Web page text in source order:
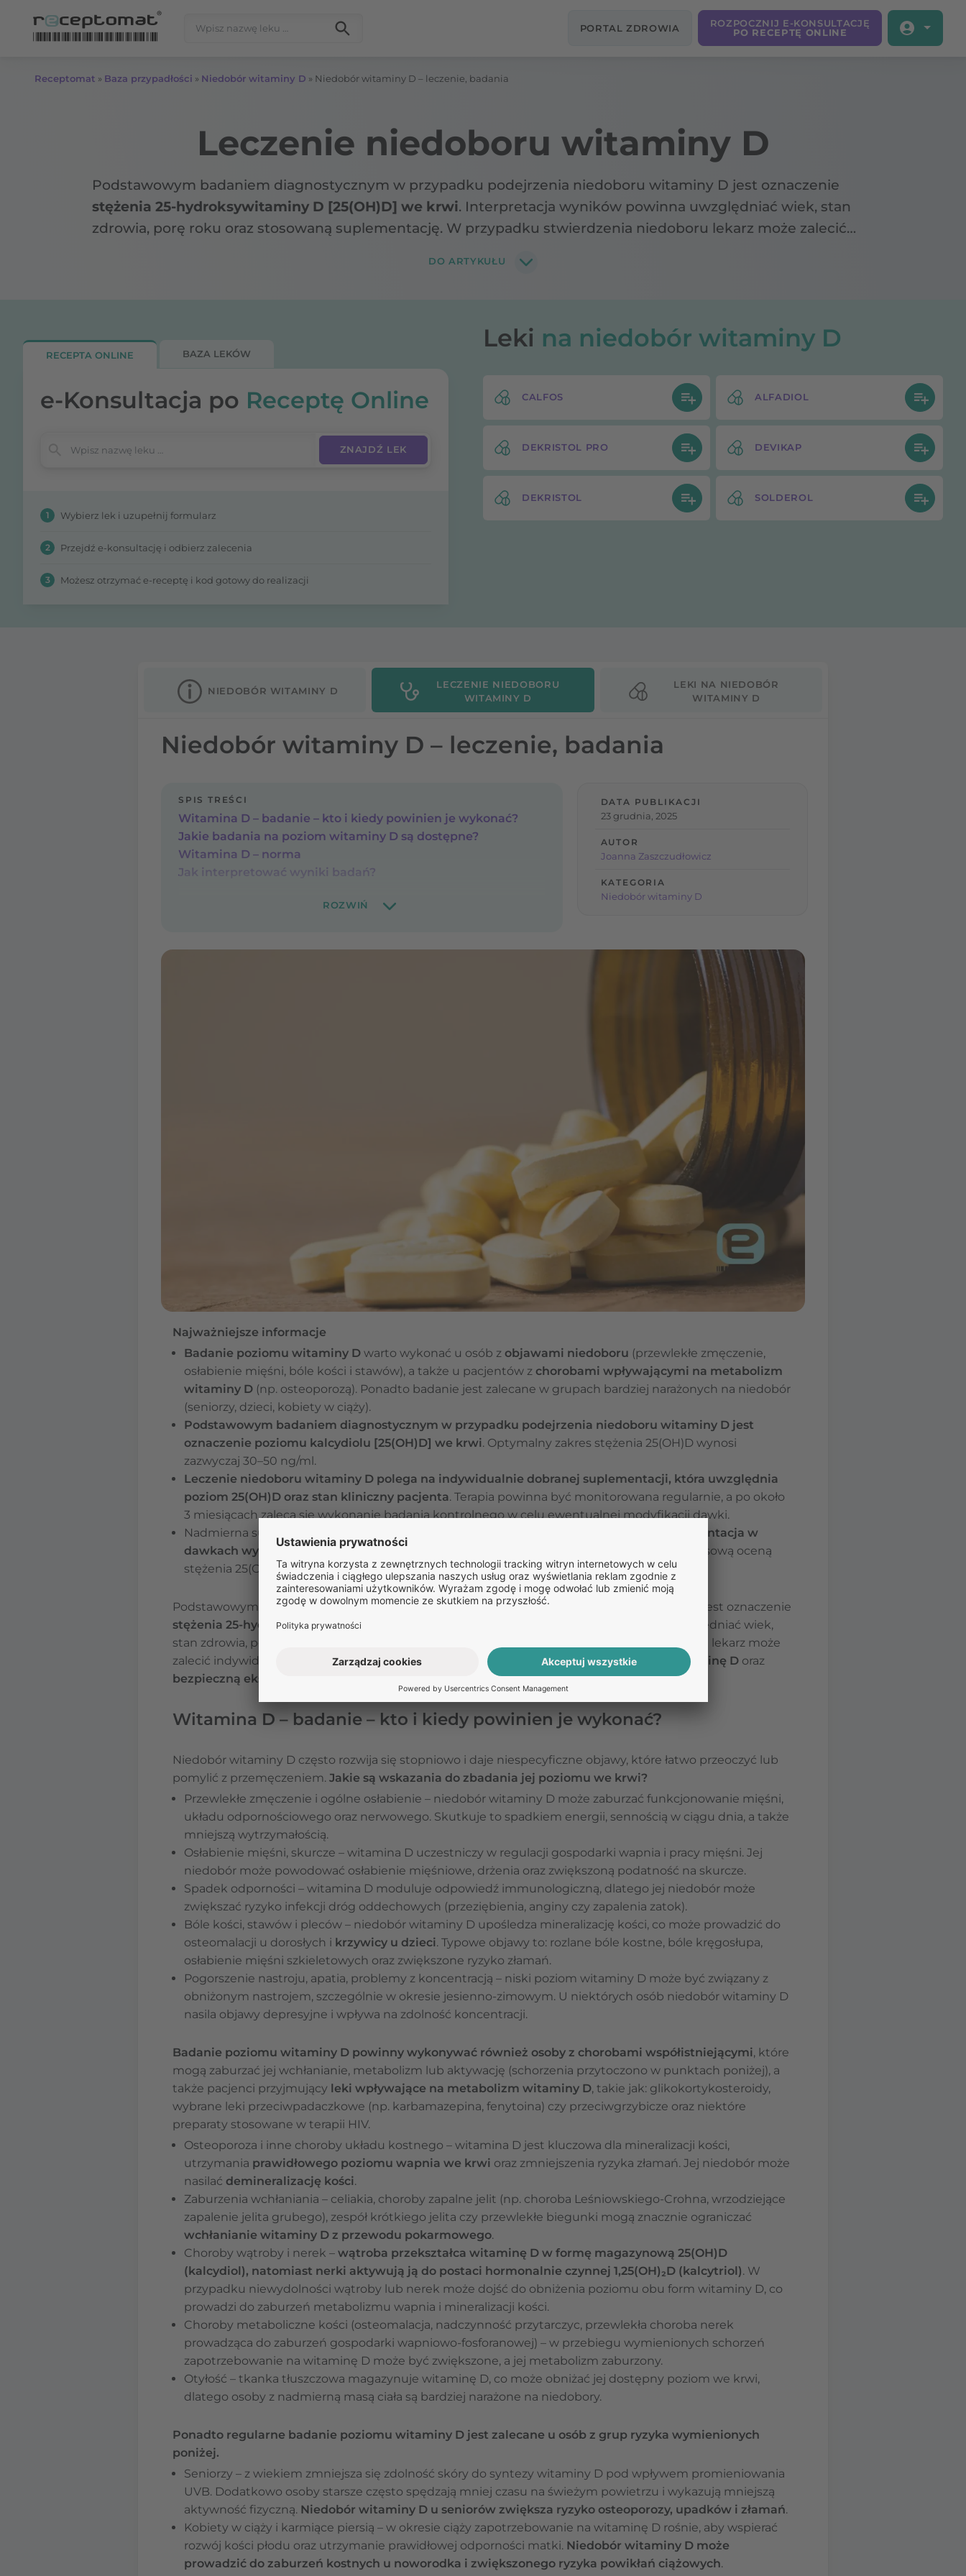
PORTAL ZDROWIA
ROZPOCZNIJ E-KONSULTACJĘ
PO RECEPTĘ ONLINE
Receptomat » Baza przypadłości » Niedobór witaminy D » Niedobór witaminy D – leczenie, badania
Leczenie niedoboru witaminy D
Podstawowym badaniem diagnostycznym w przypadku podejrzenia niedoboru witaminy D jest oznaczenie
stężenia 25‑hydroksywitaminy D [25(OH)D] we krwi. Interpretacja wyników powinna uwzględniać wiek, stan
zdrowia, porę roku oraz stosowaną suplementację. W przypadku stwierdzenia niedoboru lekarz może zalecić
DO ARTYKUŁU
RECEPTA ONLINE BAZA LEKÓW
e-Konsultacja po Receptę Online
1 Wybierz lek i uzupełnij formularz
2 Przejdź e-konsultację i odbierz zalecenia
3 Możesz otrzymać e-receptę i kod gotowy do realizacji
Leki na niedobór witaminy D
CALFOS ALFADIOL
DEKRISTOL PRO DEVIKAP
DEKRISTOL SOLDEROL
NIEDOBÓR WITAMINY D
LECZENIE NIEDOBORU
WITAMINY D
LEKI NA NIEDOBÓR
WITAMINY D
Niedobór witaminy D – leczenie, badania
SPIS TREŚCI
Witamina D – badanie – kto i kiedy powinien je wykonać?
Jakie badania na poziom witaminy D są dostępne?
Witamina D – norma
Jak interpretować wyniki badań?
DATA PUBLIKACJI
23 grudnia, 2025
AUTOR
Joanna Zaszczudłowicz
KATEGORIA
Niedobór witaminy D
Najważniejsze informacje
Badanie poziomu witaminy D warto wykonać u osób z objawami niedoboru (przewlekłe zmęczenie,
osłabienie mięśni, bóle kości i stawów), a także u pacjentów z chorobami wpływającymi na metabolizm
witaminy D (np. osteoporozą). Ponadto badanie jest zalecane w grupach bardziej narażonych na niedobór
(seniorzy, dzieci, kobiety w ciąży).
Podstawowym badaniem diagnostycznym w przypadku podejrzenia niedoboru witaminy D jest
oznaczenie poziomu kalcydiolu [25(OH)D] we krwi. Optymalny zakres stężenia 25(OH)D wynosi
zazwyczaj 30–50 ng/ml.
Leczenie niedoboru witaminy D polega na indywidualnie dobranej suplementacji, która uwzględnia
poziom 25(OH)D oraz stan kliniczny pacjenta. Terapia powinna być monitorowana regularnie, a po około
3 miesiącach zaleca się wykonanie badania kontrolnego w celu ewentualnej modyfikacji dawki.
Nadmierna suplementacja witaminy D może prowadzić do hiperkalcemii, dlatego
suplementacja w
dawkach wyższych niż profilaktyczne powinna odbywać się pod kontrolą lekarza
z okresową oceną
stężenia 25(OH)D i parametrów gospodarki wapniowo-fosforanowej.
Podstawowym badaniem diagnostycznym w przypadku podejrzenia niedoboru witaminy D jest oznaczenie
stężenia 25‑hydroksywitaminy D [25(OH)D] we krwi
. Interpretacja wyników powinna uwzględniać wiek,
stan zdrowia, porę roku oraz stosowaną suplementację. W przypadku stwierdzenia niedoboru lekarz może
zalecić indywidualnie dobrane dawki lecznicze. Terapię warto wspieraćdietą bogatą w witaminę D oraz
bezpieczną ekspozycją na słońce
Witamina D – badanie – kto i kiedy powinien je wykonać?
Niedobór witaminy D często rozwija się stopniowo i daje niespecyficzne objawy, które łatwo przeoczyć lub
pomylić z przemęczeniem. Jakie są wskazania do zbadania jej poziomu we krwi?
Przewlekłe zmęczenie i ogólne osłabienie – niedobór witaminy D może zaburzać funkcjonowanie mięśni,
układu odpornościowego oraz nerwowego. Skutkuje to spadkiem energii, sennością w ciągu dnia, a także
mniejszą wytrzymałością.
Osłabienie mięśni, skurcze – witamina D uczestniczy w regulacji gospodarki wapnia i pracy mięśni. Jej
niedobór może powodować osłabienie mięśniowe, drżenia oraz zwiększoną podatność na skurcze.
Spadek odporności – witamina D moduluje odpowiedź immunologiczną, dlatego jej niedobór może
zwiększać ryzyko infekcji dróg oddechowych (przeziębienia, anginy czy zapalenia zatok).
Bóle kości, stawów i pleców – niedobór witaminy D upośledza mineralizację kości, co może prowadzić do
osteomalacji u dorosłych i krzywicy u dzieci. Typowe objawy to: rozlane bóle kostne, bóle kręgosłupa,
osłabienie mięśni szkieletowych oraz zwiększone ryzyko złamań.
Pogorszenie nastroju, apatia, problemy z koncentracją – niski poziom witaminy D może być związany z
obniżonym nastrojem, szczególnie w okresie jesienno-zimowym. U niektórych osób niedobór witaminy D
nasila objawy depresyjne i wpływa na zdolność koncentracji.
Badanie poziomu witaminy D powinny wykonywać również osoby z chorobami współistniejącymi, które
mogą zaburzać jej wchłanianie, metabolizm lub aktywację (schorzenia przytoczono w punktach poniżej), a
także pacjenci przyjmujący leki wpływające na metabolizm witaminy D, takie jak: glikokortykosteroidy,
wybrane leki przeciwpadaczkowe (np. karbamazepina, fenytoina) czy przeciwgrzybicze oraz niektóre
preparaty stosowane w terapii HIV.
Osteoporoza i inne choroby układu kostnego – witamina D jest kluczowa dla mineralizacji kości,
utrzymania prawidłowego poziomu wapnia we krwi oraz zmniejszenia ryzyka złamań. Jej niedobór może
nasilać demineralizację kości.
Zaburzenia wchłaniania – celiakia, choroby zapalne jelit (np. choroba Leśniowskiego-Crohna, wrzodziejące
zapalenie jelita grubego), zespół krótkiego jelita czy przewlekłe biegunki mogą znacznie ograniczać
wchłanianie witaminy D z przewodu pokarmowego.
Choroby wątroby i nerek – wątroba przekształca witaminę D w formę magazynową 25(OH)D
(kalcydiol), natomiast nerki aktywują ją do postaci hormonalnie czynnej 1,25(OH)₂D (kalcytriol). W
przypadku niewydolności wątroby lub nerek może dojść do obniżenia poziomu obu form witaminy D, co
prowadzi do zaburzeń metabolizmu wapnia i mineralizacji kości.
Choroby metaboliczne kości (osteomalacja, nadczynność przytarczyc, przewlekła choroba nerek
prowadząca do zaburzeń gospodarki wapniowo-fosforanowej) – w przebiegu wymienionych schorzeń
zapotrzebowanie na witaminę D może być zwiększone, a jej metabolizm zaburzony.
Otyłość – tkanka tłuszczowa magazynuje witaminę D, co może obniżać jej dostępny poziom we krwi,
dlatego osoby z nadmierną masą ciała są bardziej narażone na niedobory.
Ponadto regularne badanie poziomu witaminy D jest zalecane u osób z grup ryzyka wymienionych
poniżej.
Seniorzy – z wiekiem zmniejsza się zdolność skóry do syntezy witaminy D pod wpływem promieniowania
UVB. Dodatkowo osoby starsze często spędzają mniej czasu na świeżym powietrzu i wykazują mniejszą
aktywność fizyczną. Niedobór witaminy D u seniorów zwiększa ryzyko osteoporozy, upadków i złamań.
Kobiety w ciąży i karmiące piersią – w okresie ciąży zapotrzebowanie na witaminę D rośnie, aby wspierać
rozwój kości płodu oraz utrzymanie prawidłowej odporności matki. Niedobór witaminy D może
prowadzić do zaburzeń kostnych u noworodka i zwiększonego ryzyka powikłań ciążowych.